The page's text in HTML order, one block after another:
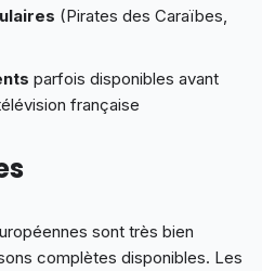
(Pirates des Caraïbes,
parfois disponibles avant
française
sont très bien
complètes disponibles. Les